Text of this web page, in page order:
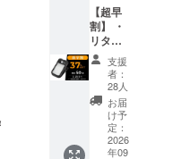
ました。
最新のテク
ノロジー
で、皆さん
の生活をよ
り豊かに、
快適にする
ことが弊社
【超早
割】 ・
リター
ン内
容：ク
リップ
タイプ
のLED
ソー
ラーラ
イト ×
支援
者：
28人
お届
け予
定：
2026
年09